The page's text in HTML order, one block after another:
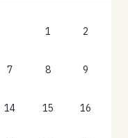
1 2
7 8 9
14 15 16